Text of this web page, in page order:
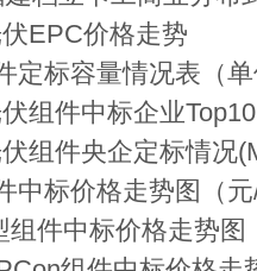
EPC价格走势
定标容量情况表（
组件中标企业
组件央企定标情况
中标价格走势图（
组件中标价格走势